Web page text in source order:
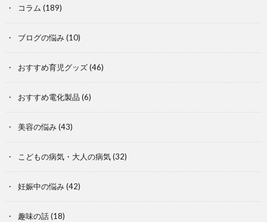
コラム (189)
ブログの悩み(10)
おすすめ育児グッズ(46)
おすすめ電化製品 (6)
美容の悩み(43)
こどもの病気・大人の病気(32)
妊娠中の悩み(42)
趣味の話(18)